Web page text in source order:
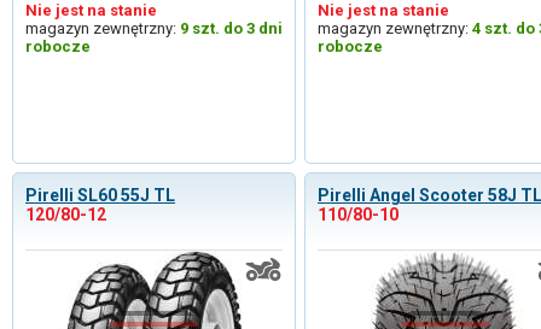
Nie jest na stanie
magazyn zewnętrzny: 9 szt. do 3 dni
robocze
Nie jest na stanie
magazyn zewnętrzny: 4 szt. do
robocze
Pirelli SL60 55J TL
120/80-12
Pirelli Angel Scooter 58J
110/80-10